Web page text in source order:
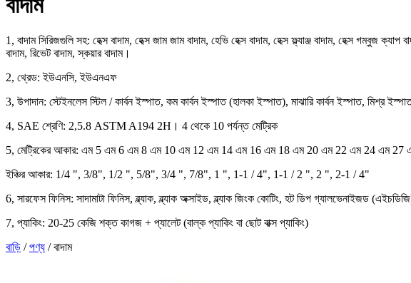
বাদাম
1, বাদাম সিরিজগুলি সহ: হেক্স বাদাম, হেক্স জাম জাম বাদাম, হেভি হেক্স বাদাম, হেক্স ফ্ল্যাঞ্জ বাদাম, হেক্স গম্বুজ
বাদাম, রিভেট বাদাম, স্কয়ার বাদাম।
2, থ্রেড: ইউএনসি, ইউএনএফ
3, উপাদান: স্টেইনলেস স্টিল / কার্বন ইস্পাত, কম কার্বন ইস্পাত (হালকা ইস্পাত), মাঝারি কার্বন ইস্পাত,
4, SAE শ্রেণি: 2,5.8 ASTM A194 2H। 4 থেকে 10 পর্যন্ত মেট্রিক
5, মেট্রিকের আকার: এম 5 এম 6 এম 8 এম 10 এম 12 এম 14 এম 16 এম 18 এম 20 এম 22 এম 24 এম 27
ইঞ্চির আকার: 1/4 ", 3/8", 1/2 ", 5/8", 3/4 ", 7/8", 1 ", 1-1 / 4", 1-1 / 2 ", 2 ", 2-1 / 4"
6, সারফেস ফিনিস: সাদামাটা ফিনিস, ব্ল্যাক, ব্ল্যাক অক্সাইড, ব্ল্যাক জিংক কোটিং, হট ডিপ গ্যালভেনাইজড
7, প্যাকিং: 20-25 কেজি শক্ত কাগজ + প্যালেট (বাল্ক প্যাকিং বা ছোট বাক্স প্যাকিং)
বাড়ি /পণ্য /বাদাম